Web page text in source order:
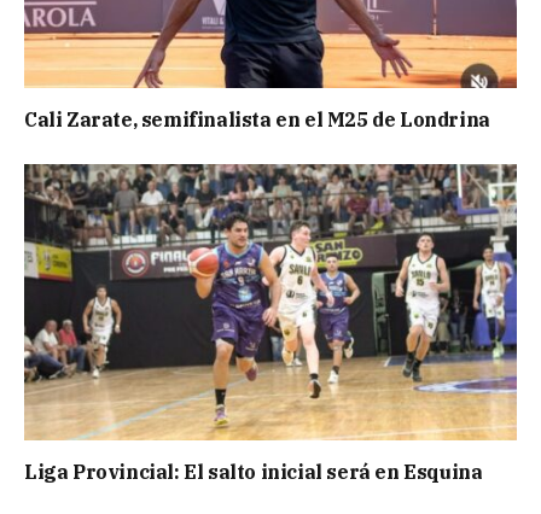
Cali Zarate, semifinalista en el M25 de Londrina
Liga Provincial: El salto inicial será en Esquina